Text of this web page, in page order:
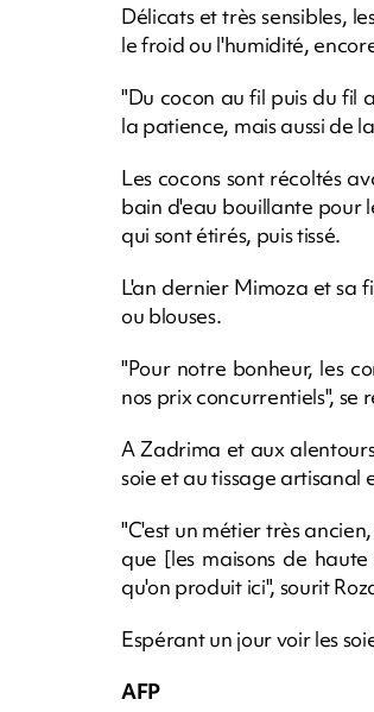
Délicats et très sensibles,
le froid ou l'humidité,
"Du cocon au fil puis du fil
la patience, mais aussi de
Les cocons sont récoltés
bain d'eau bouillante pour
qui sont étirés, puis tissé.
L'an dernier Mimoza et sa
ou blouses.
"Pour notre bonheur, les
nos prix concurrentiels", se
A Zadrima et aux
soie et au tissage artisanal
"C'est un métier très
que [les maisons de
qu'on produit ici", sourit
Espérant un jour voir les
AFP